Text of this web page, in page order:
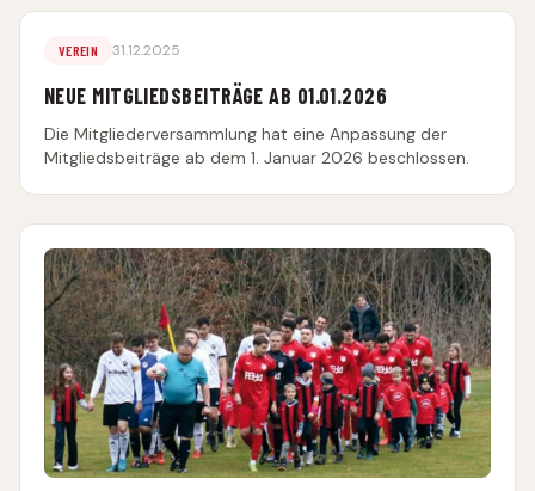
VEREIN 31.12.2025
NEUE MITGLIEDSBEITRÄGE AB 01.01.2026
Die Mitgliederversammlung hat eine Anpassung der
Mitgliedsbeiträge ab dem 1. Januar 2026 beschlossen.